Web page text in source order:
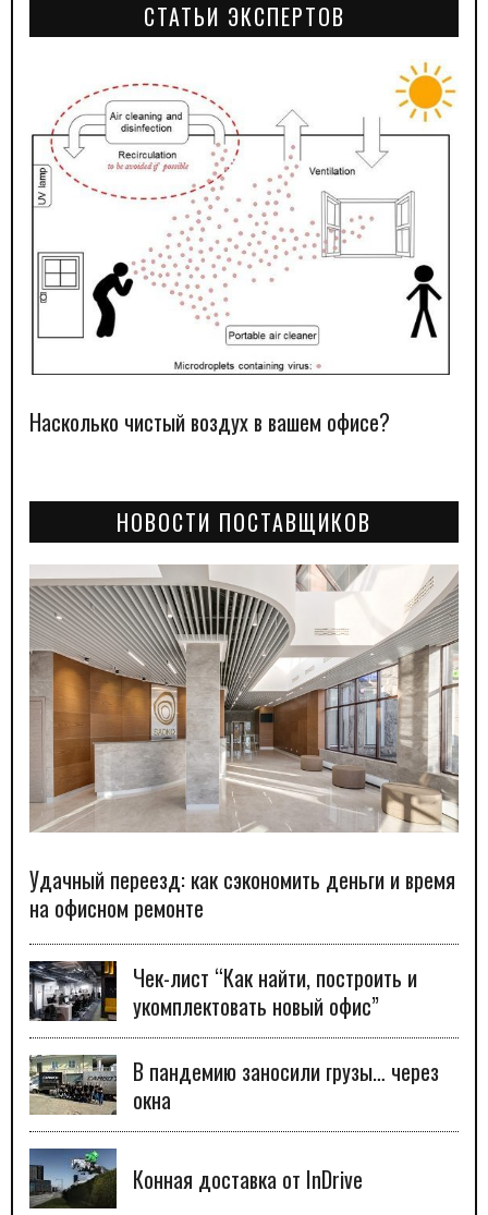
СТАТЬИ ЭКСПЕРТОВ
Насколько чистый воздух в вашем офисе?
НОВОСТИ ПОСТАВЩИКОВ
Удачный переезд: как сэкономить деньги и время
на офисном ремонте
Чек-лист “Как найти, построить и
укомплектовать новый офис”
В пандемию заносили грузы… через
окна
Конная доставка от InDrive